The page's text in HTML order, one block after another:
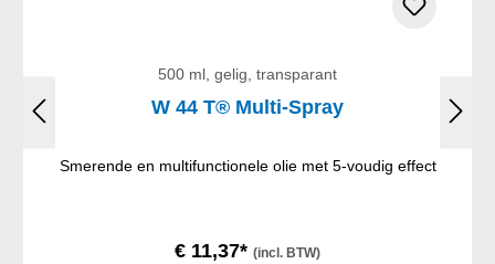
500 ml, gelig, transparant
W 44 T® Multi-Spray
Smerende en multifunctionele olie met 5-voudig effect
€ 11,37* (incl. BTW)